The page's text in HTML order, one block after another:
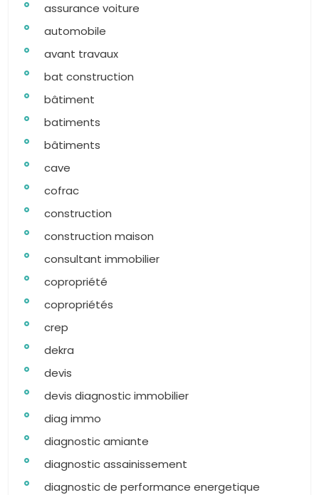
assurance voiture
automobile
avant travaux
bat construction
bâtiment
batiments
bâtiments
cave
cofrac
construction
construction maison
consultant immobilier
copropriété
copropriétés
crep
dekra
devis
devis diagnostic immobilier
diag immo
diagnostic amiante
diagnostic assainissement
diagnostic de performance energetique